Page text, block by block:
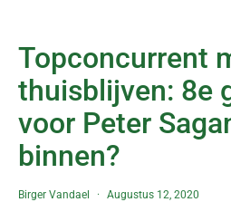
Topconcurrent
thuisblijven: 8e
voor Peter
binnen?
Birger Vandael Augustus 12, 2020